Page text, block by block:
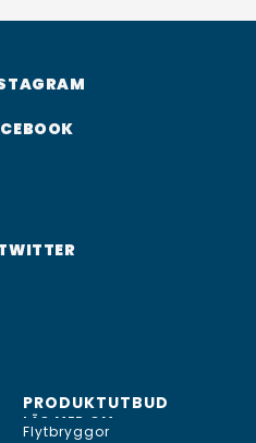
PRODUKTUTBUD
LÄS MER OM...
Flytbryggor